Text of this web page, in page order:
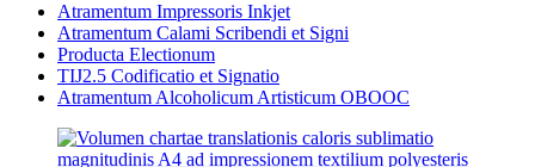
Atramentum Impressoris Inkjet
Atramentum Calami Scribendi et Signi
Producta Electionum
TIJ2.5 Codificatio et Signatio
Atramentum Alcoholicum Artisticum OBOOC